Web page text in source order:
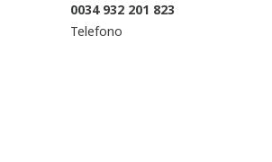
0034 932 201 823
Telefono